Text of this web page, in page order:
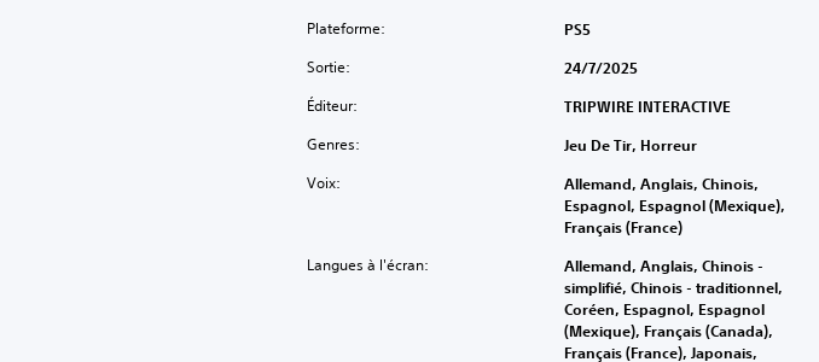
Plateforme: PS5
Sortie: 24/7/2025
Éditeur: TRIPWIRE INTERACTIVE
Genres: Jeu De Tir, Horreur
Voix:
Allemand, Anglais, Chinois,
Espagnol, Espagnol (Mexique),
Français (France)
Langues à l'écran:
Allemand, Anglais, Chinois -
simplifié, Chinois - traditionnel,
Coréen, Espagnol, Espagnol
(Mexique), Français (Canada),
Français (France), Japonais,